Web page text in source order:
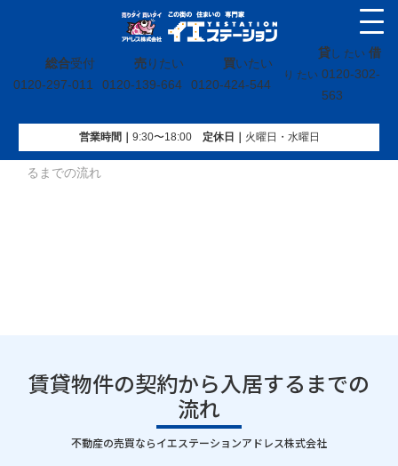
総合受付
0120-297-011
売りたい
0120-139-664
買いたい
0120-424-544
貸し たい 借
り たい 0120-302-
563
営業時間｜ 9:30〜18:00定休⽇｜ 火曜⽇・水曜⽇
イエステーション»投稿トップ»賃貸物件の契約から入居す
るまでの流れ
賃貸物件の契約から入居するまでの
流れ
｜
不動産の売買ならイエステーションアドレス株式会社